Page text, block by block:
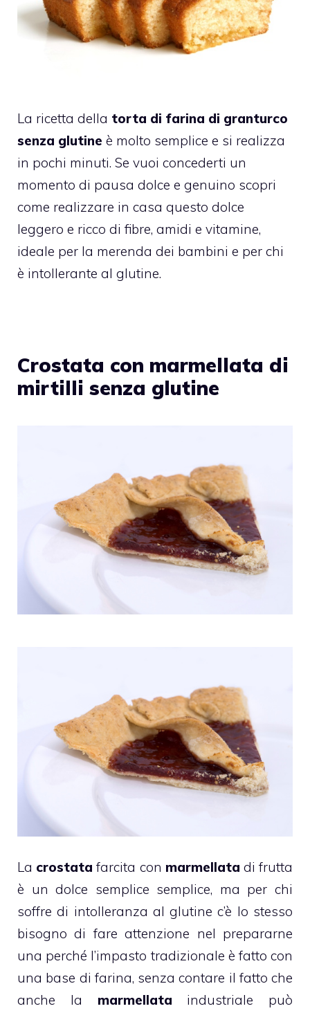
La ricetta della torta di farina di granturco
senza glutine è molto semplice e si realizza
in pochi minuti. Se vuoi concederti un
momento di pausa dolce e genuino scopri
come realizzare in casa questo dolce
leggero e ricco di fibre, amidi e vitamine,
ideale per la merenda dei bambini e per chi
è intollerante al glutine.
Crostata con marmellata di
mirtilli senza glutine
La crostata farcita con marmellata di frutta
è un dolce semplice semplice, ma per chi
soffre di intolleranza al glutine c’è lo stesso
bisogno di fare attenzione nel prepararne
una perché l’impasto tradizionale è fatto con
una base di farina, senza contare il fatto che
anche la marmellata industriale può